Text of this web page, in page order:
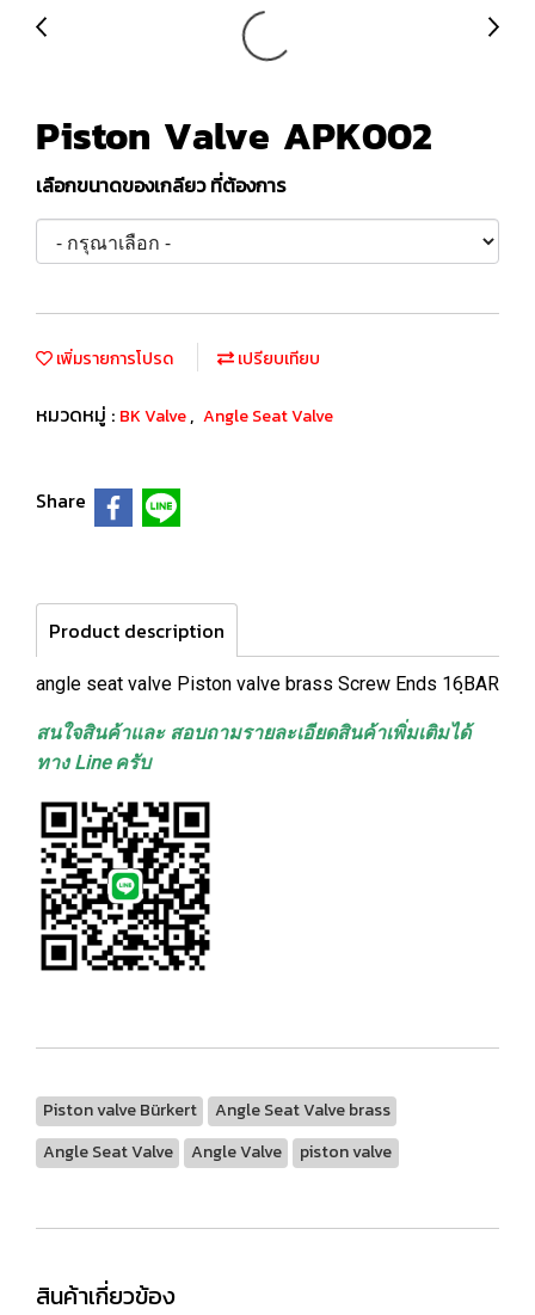
Piston Valve APK002
เลือกขนาดของเกลียว ที่ต้องการ
เพิ่มรายการโปรด เปรียบเทียบ
หมวดหมู่ : BK Valve, Angle Seat Valve
Share
Product description
angle seat valve Piston valve brass Screw Ends 16ฺBAR
สนใจสินค้าและ สอบถามรายละเอียดสินค้าเพิ่มเติมได้
ทาง Line ครับ
Piston valve Bürkert
Angle Seat Valve brass
Angle Seat Valve
Angle Valve piston valve
สินค้าเกี่ยวข้อง